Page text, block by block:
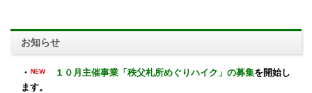
お知らせ
・ １０月主催事業「秩父札所めぐりハイク」の募集を開始し
ます。